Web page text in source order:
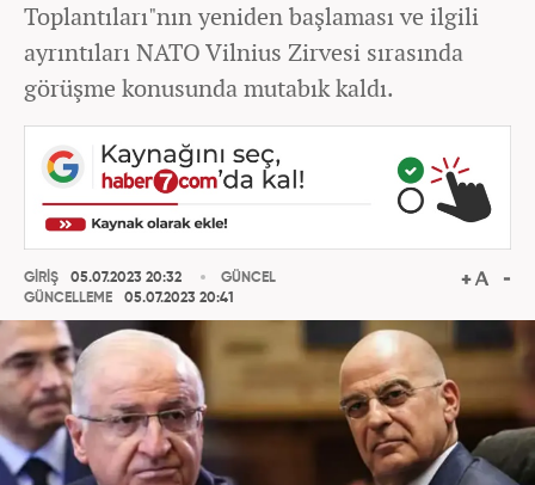
Toplantıları"nın yeniden başlaması ve ilgili
ayrıntıları NATO Vilnius Zirvesi sırasında
görüşme konusunda mutabık kaldı.
GİRİŞ
05.07.2023 20:32
GÜNCELLEME
05.07.2023 20:41
GÜNCEL